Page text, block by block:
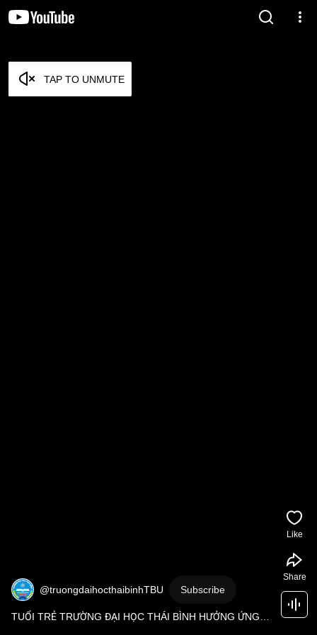
TAP TO UNMUTE
@truongdaihocthaibinhTBU Subscribe
TUỔI TRẺ TRƯỜNG ĐẠI HỌC THÁI BÌNH HƯỞNG ỨNG
Like
Share